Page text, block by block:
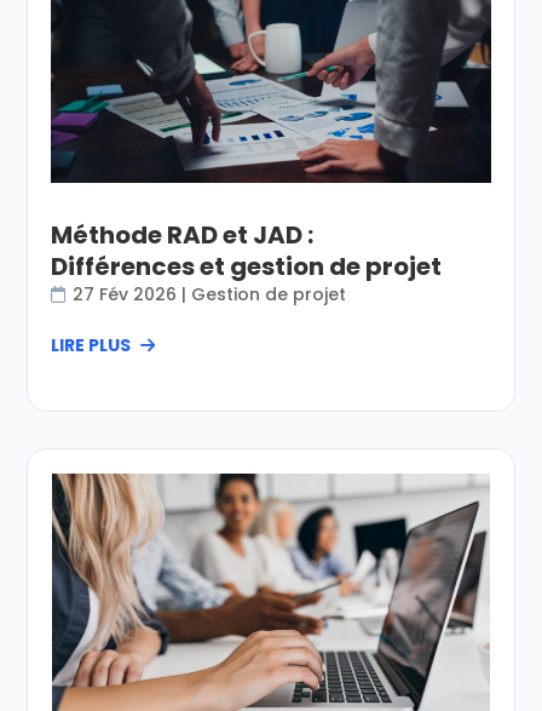
Méthode RAD et JAD :
Différences et gestion de projet
27 Fév 2026 | Gestion de projet
LIRE PLUS